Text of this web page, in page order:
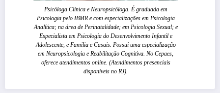
Psicóloga Clínica e Neuropsicóloga. É graduada em
Psicologia pelo IBMR e com especializações em Psicologia
Analítica; na área de Perinatalidade; em Psicologia Sexual; e
Especialista em Psicologia do Desenvolvimento Infantil e
Adolescente, e Familia e Casais. Possui uma especialização
em Neuropsicologia e Reabilitação Cognitiva. No Cepaes,
oferece atendimentos online. (Atendimentos presenciais
disponíveis no RJ).